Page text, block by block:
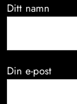
Ditt namn
Din e-post